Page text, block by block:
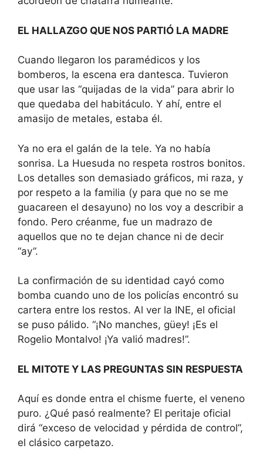
EL HALLAZGO QUE NOS PARTIÓ LA MADRE
Cuando llegaron los paramédicos y los
bomberos, la escena era dantesca. Tuvieron
que usar las “quijadas de la vida” para abrir lo
que quedaba del habitáculo. Y ahí, entre el
amasijo de metales, estaba él.
Ya no era el galán de la tele. Ya no había
sonrisa. La Huesuda no respeta rostros bonitos.
Los detalles son demasiado gráficos, mi raza, y
por respeto a la familia (y para que no se me
guacareen el desayuno) no los voy a describir a
fondo. Pero créanme, fue un madrazo de
aquellos que no te dejan chance ni de decir
“ay”.
La confirmación de su identidad cayó como
bomba cuando uno de los policías encontró su
cartera entre los restos. Al ver la INE, el oficial
se puso pálido. “¡No manches, güey! ¡Es el
Rogelio Montalvo! ¡Ya valió madres!”.
EL MITOTE Y LAS PREGUNTAS SIN RESPUESTA
Aquí es donde entra el chisme fuerte, el veneno
puro. ¿Qué pasó realmente? El peritaje oficial
dirá “exceso de velocidad y pérdida de control”,
el clásico carpetazo.